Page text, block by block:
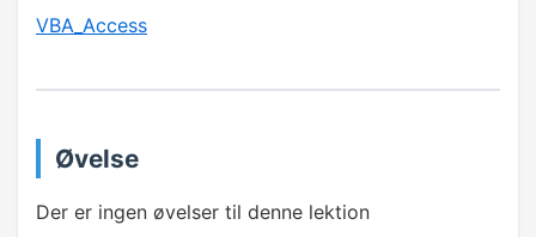
Variabler
Indbyggede funktioner
Hændelser
✓ Filer
VBA_Access
Øvelse
Der er ingen øvelser til denne lektion